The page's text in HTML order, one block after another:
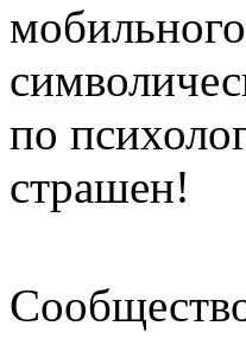
по
страшен!